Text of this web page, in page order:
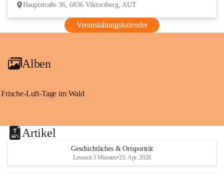
Hauptstraße 36, 6836 Viktorsberg, AUT
Veranstaltungskalender
Alben
Frische-Luft-Tage im Wald
Artikel
Geschichtliches & Ortsporträt
Lesezeit 3 Minuten•23. Apr. 2026